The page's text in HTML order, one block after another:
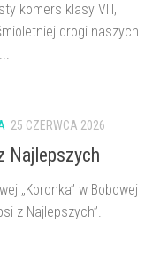
komers klasy VIII,
drogi naszych
25 CZERWCA 2026
Najlepszych
„Koronka” w Bobowej
z Najlepszych”.